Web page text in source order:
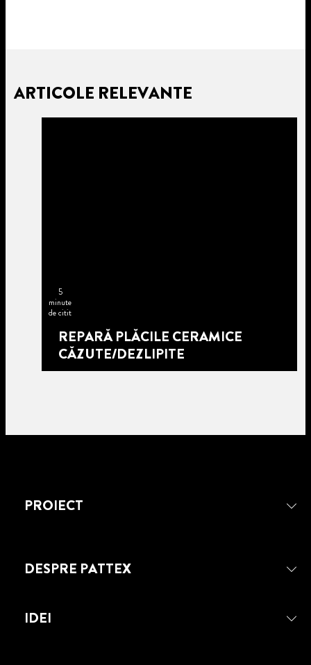
ARTICOLE RELEVANTE
5
minute
de citit
REPARĂ PLĂCILE CERAMICE
CĂZUTE/DEZLIPITE
minute
PROIECT
DESPRE PATTEX
IDEI